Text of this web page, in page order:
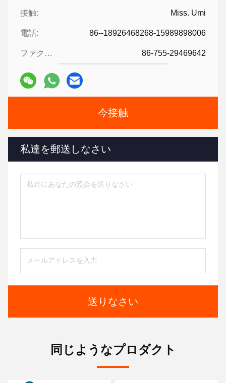
接触: Miss. Umi
電話: 86--18926468268-15989898006
ファクシミリ: 86-755-29469642
今接触
私達を郵送しなさい
送りなさい
同じようなプロダクト